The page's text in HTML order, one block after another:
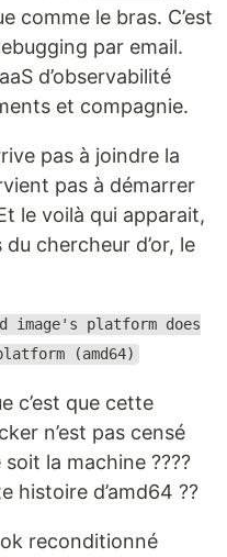
comme le bras. C’est
par email.
d’observabilité
et compagnie.
pas à joindre la
pas à démarrer
le voilà qui apparait,
chercheur d’or, le
image's platform does
(amd64)
c’est que cette
n’est pas censé
la machine ????
histoire d’amd64 ??
reconditionné